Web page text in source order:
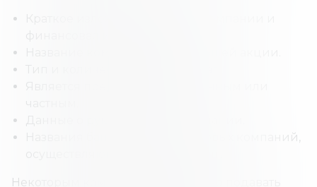
Тип и количество ценных бумаг.
Названия банков или финансовых компаний,
Некоторым компаниям разрешено подавать